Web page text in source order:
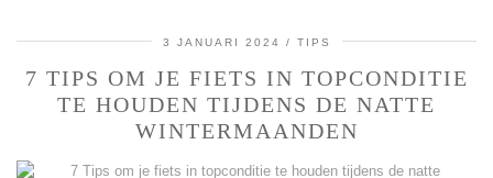
3 JANUARI 2024 TIPS
7 TIPS OM JE FIETS IN TOPCONDITIE
TE HOUDEN TIJDENS DE NATTE
WINTERMAANDEN